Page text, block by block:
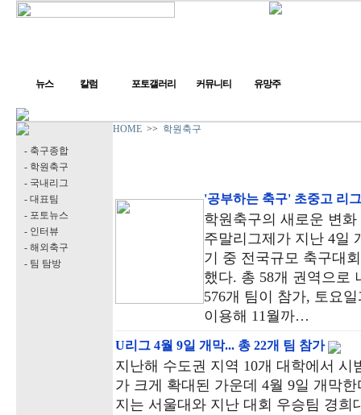
뉴스 칼럼 포토갤러리 커뮤니티 유망주
- 축구종합
- 학원축구
- 국내리그
- 대표팀
- 포토뉴스
- 인터뷰
- 해외축구
- 팀 탐방
HOME >> 학원축구
'공부하는 축구' 초중고 리
학원축구의 새로운 변
주말리그제가 지난 4일
기 중 전국규모 축구대
했다. 총 58개 권역으로
576개 팀이 참가, 토요
이용해 11월까…
U리그 4월 9일 개막... 총 22개 팀 참가
지난해 수도권 지역 10개 대학에서
가 크게 확대된 가운데 4월 9일 개막
지는 서울대와 지난 대회 우승팀 경